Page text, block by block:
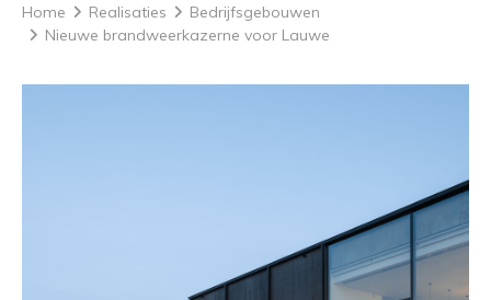
Home Realisaties
Bedrijfsgebouwen
Nieuwe brandweerkazerne voor Lauwe